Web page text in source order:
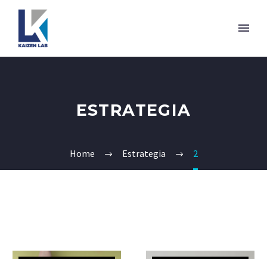
ESTRATEGIA
Home Estrategia 2